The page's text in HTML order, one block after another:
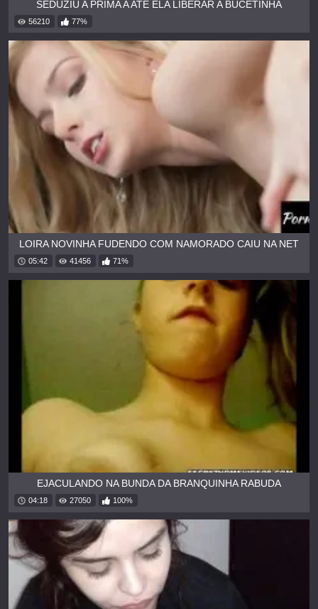
SEDUZIU A PRIMA A ATÉ ELA LIBERAR A BUCETINHA
56210 77%
LOIRA NOVINHA FUDENDO COM NAMORADO CAIU NA NET
05:42 41456 71%
EJACULANDO NA BUNDA DA BRANQUINHA RABUDA
04:18 27050 100%